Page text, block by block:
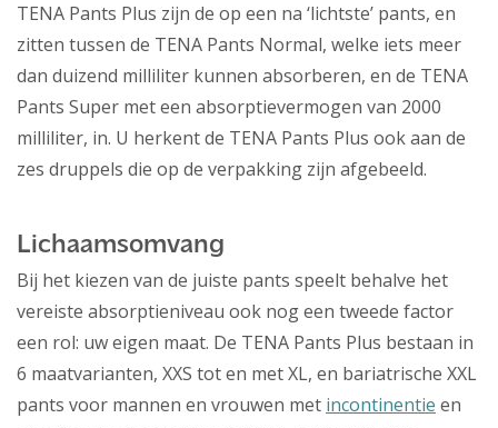
TENA Pants Plus zijn de op een na ‘lichtste’ pants, en
zitten tussen de TENA Pants Normal, welke iets meer
dan duizend milliliter kunnen absorberen, en de TENA
Pants Super met een absorptievermogen van 2000
milliliter, in. U herkent de TENA Pants Plus ook aan de
zes druppels die op de verpakking zijn afgebeeld.
Lichaamsomvang
Bij het kiezen van de juiste pants speelt behalve het
vereiste absorptieniveau ook nog een tweede factor
een rol: uw eigen maat. De TENA Pants Plus bestaan in
6 maatvarianten, XXS tot en met XL, en bariatrische XXL
pants voor mannen en vrouwen met incontinentie en